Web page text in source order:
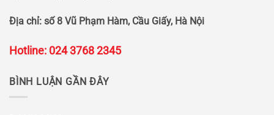
Địa chỉ: số 8 Vũ Phạm Hàm, Cầu Giấy, Hà Nội
Hotline: 024 3768 2345
BÌNH LUẬN GẦN ĐÂY